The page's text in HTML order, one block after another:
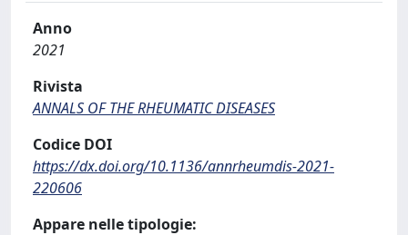
Anno
2021
Rivista
ANNALS OF THE RHEUMATIC DISEASES
Codice DOI
https://dx.doi.org/10.1136/annrheumdis-2021-
220606
Appare nelle tipologie: